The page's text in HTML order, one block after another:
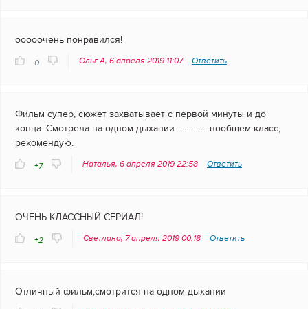
ооооочень понравился!
0 Ольг А, 6 апреля 2019 11:07 Ответить
Фильм супер, сюжет захватывает с первой минуты и до
конца. Смотрела на одном дыхании.................вообщем класс,
рекомендую.
+7 Наталья, 6 апреля 2019 22:58 Ответить
ОЧЕНЬ КЛАССНЫЙ СЕРИАЛ!
+2 Светлана, 7 апреля 2019 00:18 Ответить
Отличный фильм,смотрится на одном дыхании